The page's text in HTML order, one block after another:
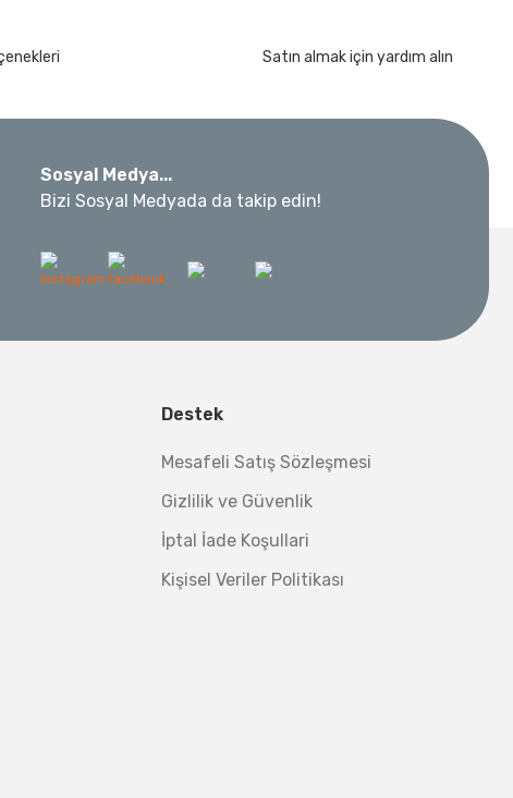
Satın almak için yardım alın
Sosyal Medya...
Bizi Sosyal Medyada da takip edin!
Destek
Mesafeli Satış Sözleşmesi
Gizlilik ve Güvenlik
İptal İade Koşullari
Kişisel Veriler Politikası